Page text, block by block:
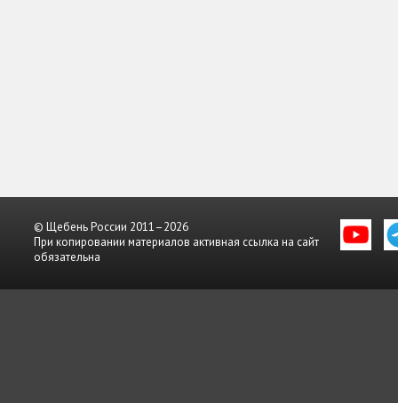
© Щебень России 2011–2026
При копировании материалов активная ссылка на сайт
обязательна